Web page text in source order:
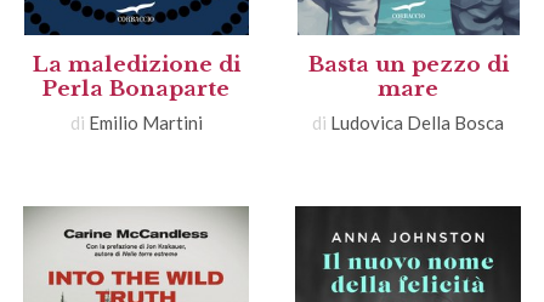
La maledizione di
Perla Bonaparte
di Emilio Martini
Basta un pezzo di
mare
di Ludovica Della Bosca